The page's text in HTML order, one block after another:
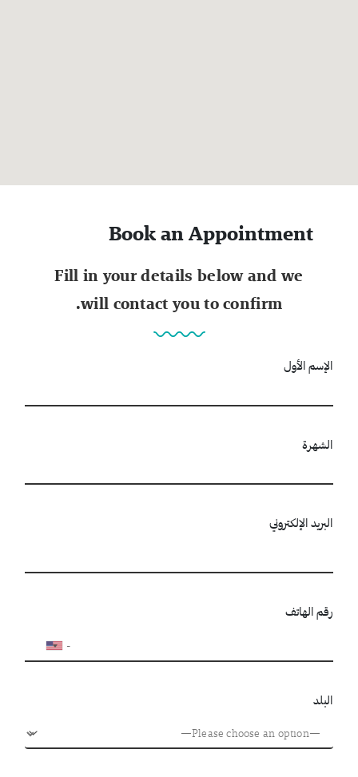
Book an Appointment
Fill in your details below and we
will contact you to confirm.
الإسم الأول
الشهرة
البريد الإلكتروني
رقم الهاتف
البلد